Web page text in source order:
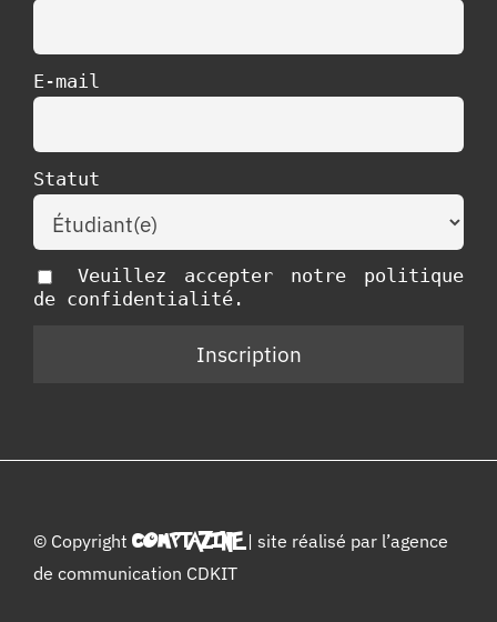
E-mail
Statut
Veuillez accepter notre politique
de confidentialité.
© Copyright COMPTAZINE| site réalisé par l’agence
de communication CDKIT